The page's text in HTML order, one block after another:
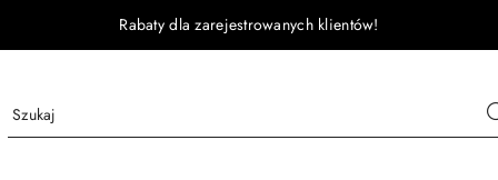
Rabaty dla zarejestrowanych klientów!